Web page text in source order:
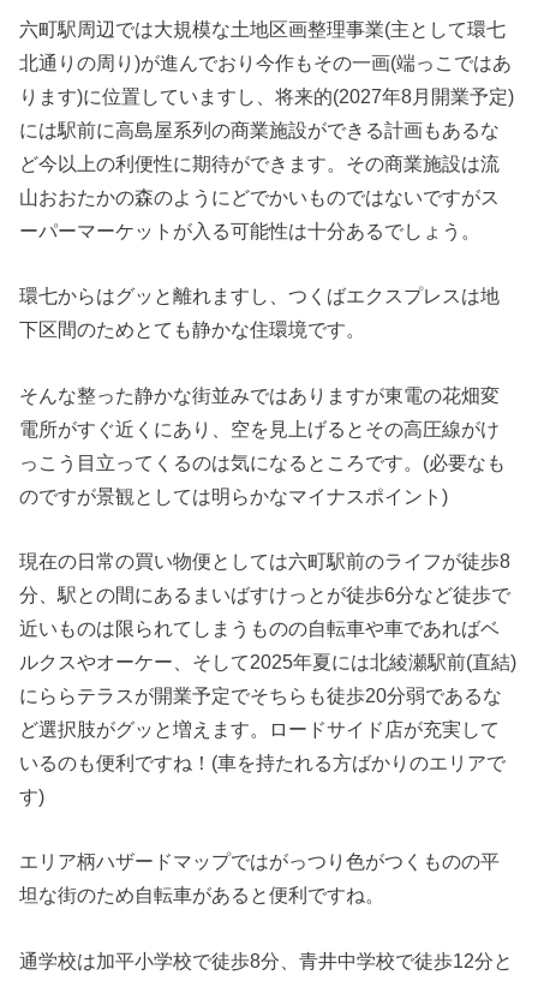
六町駅周辺では大規模な土地区画整理事業(主として環七
北通りの周り)が進んでおり今作もその一画(端っこではあ
ります)に位置していますし、将来的(2027年8月開業予定)
には駅前に高島屋系列の商業施設ができる計画もあるな
ど今以上の利便性に期待ができます。その商業施設は流
山おおたかの森のようにどでかいものではないですがス
ーパーマーケットが入る可能性は十分あるでしょう。
環七からはグッと離れますし、つくばエクスプレスは地
下区間のためとても静かな住環境です。
そんな整った静かな街並みではありますが東電の花畑変
電所がすぐ近くにあり、空を見上げるとその高圧線がけ
っこう目立ってくるのは気になるところです。(必要なも
のですが景観としては明らかなマイナスポイント)
現在の日常の買い物便としては六町駅前のライフが徒歩8
分、駅との間にあるまいばすけっとが徒歩6分など徒歩で
近いものは限られてしまうものの自転車や車であればベ
ルクスやオーケー、そして2025年夏には北綾瀬駅前(直結)
にららテラスが開業予定でそちらも徒歩20分弱であるな
ど選択肢がグッと増えます。ロードサイド店が充実して
いるのも便利ですね！(車を持たれる方ばかりのエリアで
す)
エリア柄ハザードマップではがっつり色がつくものの平
坦な街のため自転車があると便利ですね。
通学校は加平小学校で徒歩8分、青井中学校で徒歩12分と